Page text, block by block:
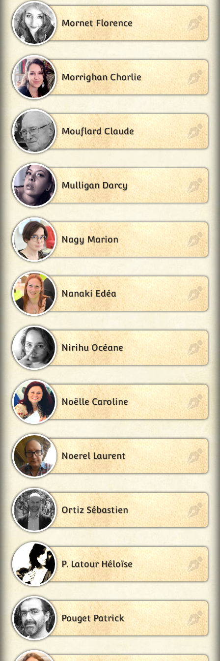
Mornet Florence
Morrighan Charlie
Mouflard Claude
Mulligan Darcy
Nagy Marion
Nanaki Edéa
Nirihu Océane
Noëlle Caroline
Noerel Laurent
Ortiz Sébastien
P. Latour Héloïse
Pauget Patrick